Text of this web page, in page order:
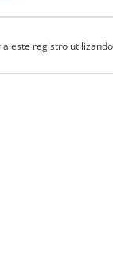
este registro